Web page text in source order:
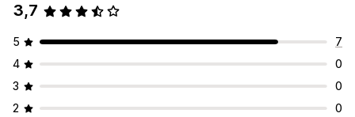
3,7
5
7
4
0
3
0
2
0